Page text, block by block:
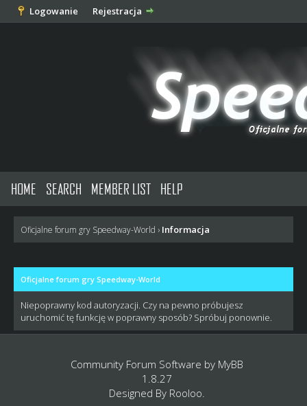
Logowanie Rejestracja
HOME SEARCH MEMBER LIST HELP
Oficjalne forum gry Speedway-World › Informacja
Oficjalne forum gry Speedway-World
Niepoprawny kod autoryzacji. Czy na pewno próbujesz
uruchomić tę funkcję w poprawny sposób? Spróbuj ponownie.
Community Forum Software by MyBB
1.8.27
Designed By Rooloo.